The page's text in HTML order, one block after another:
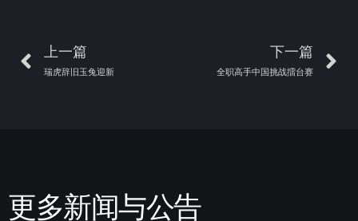
上一篇
瑞虎辞旧玉兔迎新
下一篇
全职高手中国挑战擂台赛
更多新闻与公告